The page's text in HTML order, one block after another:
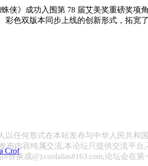
侠》成功入围第 78 届艾美奖重磅奖
色双版本同步上线的创新形式，拓宽
Crof
任何形式在本站发布与中华人民共和
布内容纯属交流,本论坛只提供交流平台,
替换成@):coolalias#163.com,论坛会在